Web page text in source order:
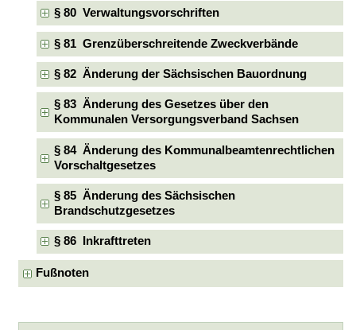
§ 80 Verwaltungsvorschriften
§ 81 Grenzüberschreitende Zweckverbände
§ 82 Änderung der Sächsischen Bauordnung
§ 83 Änderung des Gesetzes über den
Kommunalen Versorgungsverband Sachsen
§ 84 Änderung des Kommunalbeamtenrechtlichen
Vorschaltgesetzes
§ 85 Änderung des Sächsischen
Brandschutzgesetzes
§ 86 Inkrafttreten
Fußnoten